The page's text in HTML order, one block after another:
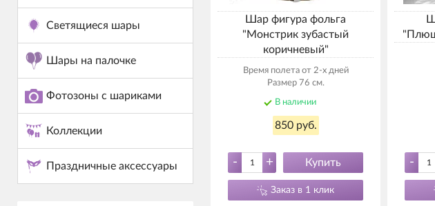
Светящиеся шары
Шары на палочке
Фотозоны с шариками
Коллекции
Праздничные аксессуары
Шар фигура фольга
"Монстрик зубастый
коричневый"
Время полета от 2-х дней
Размер 76 см.
В наличии
850 руб.
- + Купить
Заказ в 1 клик
-